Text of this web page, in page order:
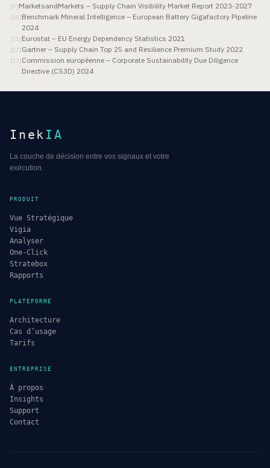
[9 ]MarketsandMarkets – Supply Chain Visibility Market Report 2023-2027
[10]Benchmark Mineral Intelligence – European Battery Gigafactory Pipeline
2024
[11 ]Eurostat – EU Energy Dependency Statistics 2021
[12]Gartner – Supply Chain Top 25 and Resilience Premium Study 2022
[13]Commission européenne – Corporate Sustainability Due Diligence
Directive (CS3D) 2024
Inek IA
La couche de décision entre vos signaux et votre
exécution.
PRODUIT
Vue Stratégique
Vigia
Analyser
One-Click
Stratebox
Rapports
PLATEFORME
Architecture
Cas d’usage
Tarifs
ENTREPRISE
À propos
Insights
Support
Contact